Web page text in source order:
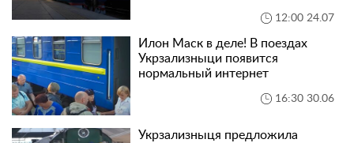
12:00 24.07
Илон Маск в деле! В поездах
Укрзализныци появится
нормальный интернет
16:30 30.06
Укрзализныця предложила